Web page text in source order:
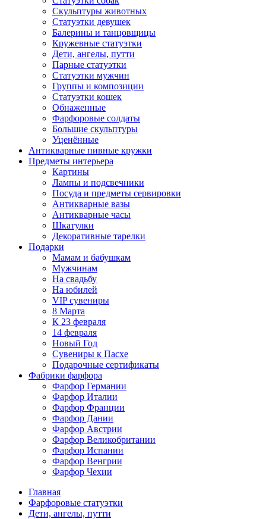
Скульптуры животных
Статуэтки девушек
Балерины и танцовщицы
Кружевные статуэтки
Дети, ангелы, путти
Парные статуэтки
Статуэтки мужчин
Группы и композиции
Статуэтки кошек
Обнаженные
Фарфоровые солдаты
Большие скульптуры
Уценённые
Антикварные пивные кружки
Предметы интерьера
Картины
Лампы и подсвечники
Посуда и предметы сервировки
Антикварные вазы
Антикварные часы
Шкатулки
Декоративные тарелки
Подарки
Мамам и бабушкам
Мужчинам
На свадьбу
На юбилей
VIP сувениры
8 Марта
К 23 февраля
14 февраля
Новый Год
Сувениры к Пасхе
Подарочные сертификаты
Фабрики фарфора
Фарфор Германии
Фарфор Италии
Фарфор Франции
Фарфор Дании
Фарфор Австрии
Фарфор Великобритании
Фарфор Испании
Фарфор Венгрии
Фарфор Чехии
Главная
Фарфоровые статуэтки
Дети, ангелы, путти